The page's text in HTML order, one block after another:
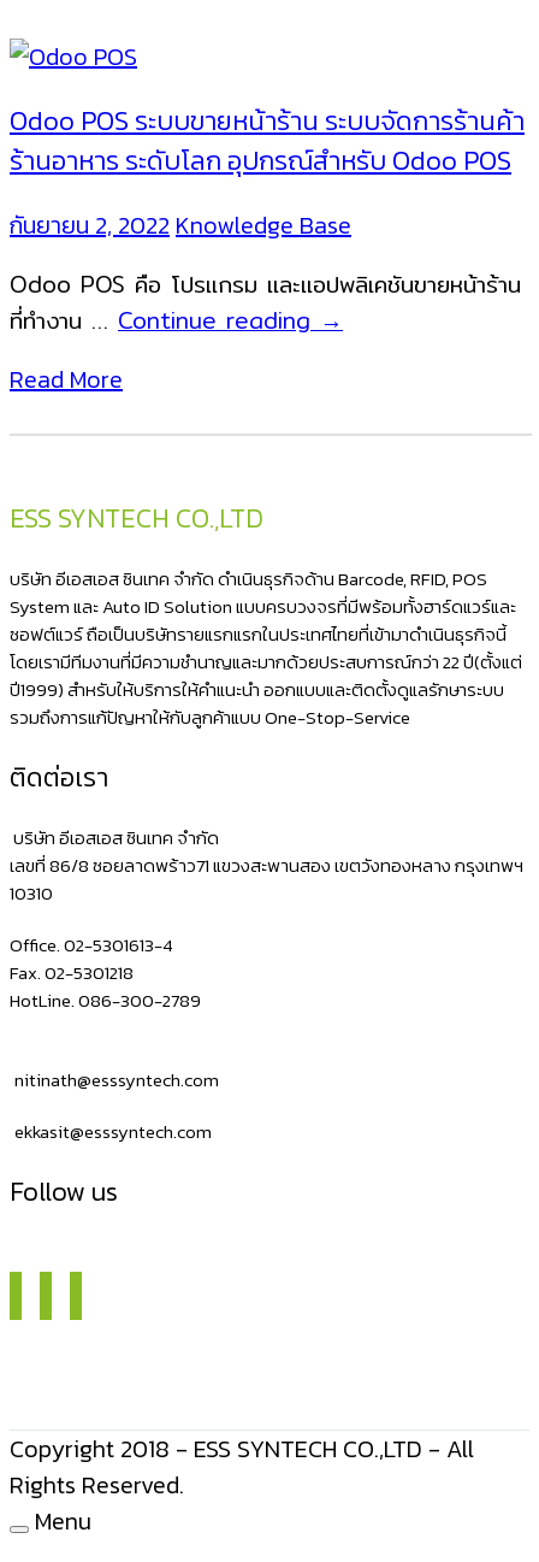
Odoo POS ระบบขายหน้าร้าน ระบบจัดการร้านค้า
ร้านอาหาร ระดับโลก อุปกรณ์สำหรับ Odoo POS
กันยายน 2, 2022Knowledge Base
Odoo POS คือ โปรแกรม และแอปพลิเคชันขายหน้าร้าน
ที่ทำงาน … Continue readingOdoo
ขาย
จัดการ
ร้าน
ค้า
ร้าน
อาหาร
สำหรับ
→
Read More
ESS SYNTECH CO.,LTD
บริษัท อีเอสเอส ซินเทค จำกัด ดำเนินธุรกิจด้าน Barcode, RFID, POS
System และ Auto ID Solution แบบครบวงจรที่มีพร้อมทั้งฮาร์ดแวร์และ
ซอฟต์แวร์ ถือเป็นบริษัทรายแรกแรกในประเทศไทยที่เข้ามาดำเนินธุรกิจนี้
โดยเรามีทีมงานที่มีความชำนาญและมากด้วยประสบการณ์กว่า 22 ปี(ตั้งแต่
ปี1999) สำหรับให้บริการให้คำแนะนำ ออกแบบและติดตั้งดูแลรักษาระบบ
รวมถึงการแก้ปัญหาให้กับลูกค้าแบบ One-Stop-Service
ติดต่อเรา
บริษัท อีเอสเอส ซินเทค จำกัด
เลขที่ 86/8 ซอยลาดพร้าว71 แขวงสะพานสอง เขตวังทองหลาง กรุงเทพฯ
10310
Office. 02-5301613-4
Fax. 02-5301218
HotLine. 086-300-2789
nitinath@esssyntech.com
ekkasit@esssyntech.com
Follow us
Copyright 2018 - ESS SYNTECH CO.,LTD - All
Rights Reserved.
Menu